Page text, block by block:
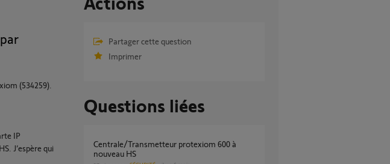
(534259).
IP
J’espère qui
Partager cette question
Imprimer
Questions liées
Centrale/Transmetteur protexiom 600 à
nouveau HS